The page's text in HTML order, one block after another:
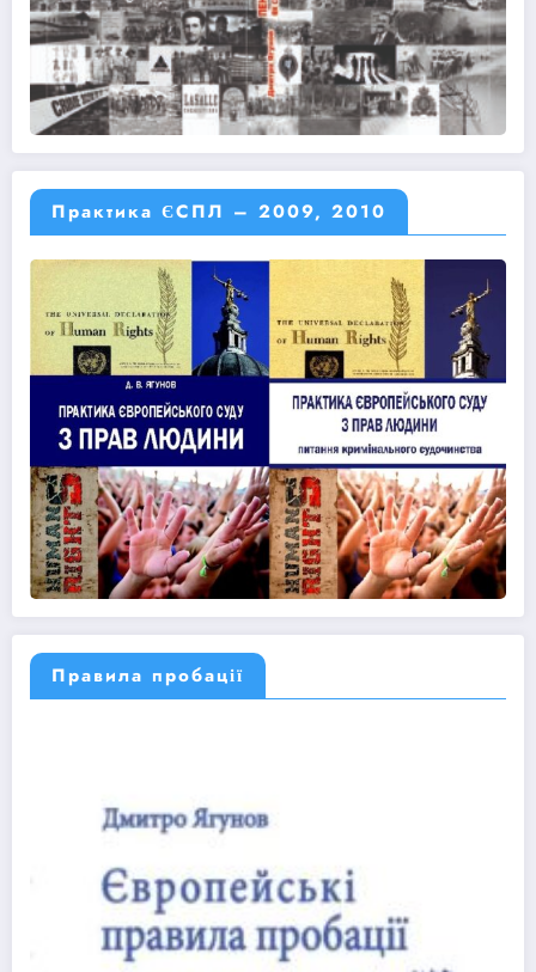
Практика ЄСПЛ – 2009, 2010
Правила пробації